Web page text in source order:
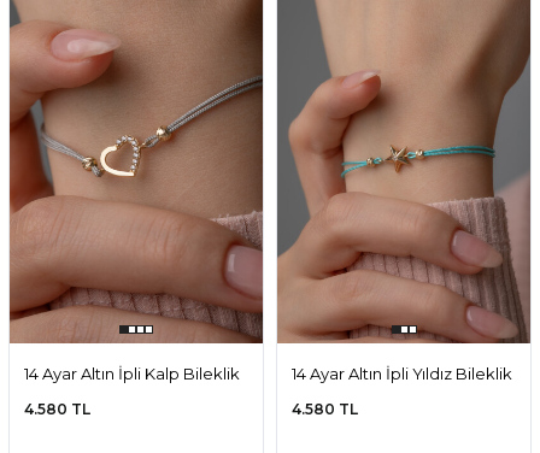
14 Ayar Altın İpli Kalp Bileklik
4.580 TL
14 Ayar Altın İpli Yıldız Bileklik
4.580 TL